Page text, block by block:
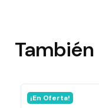
También
¡En Oferta!